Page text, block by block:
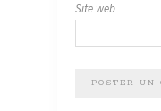
Site web